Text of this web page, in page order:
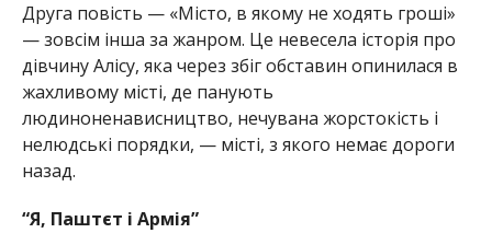
Друга повість — «Місто, в якому не ходять гроші»
— зовсім інша за жанром. Це невесела історія про
дівчину Алісу, яка через збіг обставин опинилася в
жахливому місті, де панують
людиноненависництво, нечувана жорстокість і
нелюдські порядки, — місті, з якого немає дороги
назад.
“Я, Паштєт і Армія”